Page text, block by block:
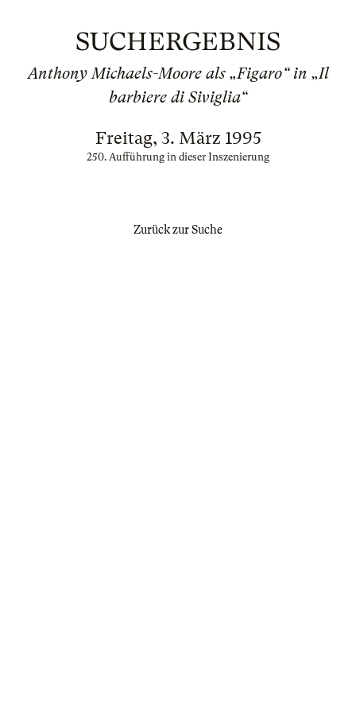
SUCHERGEBNIS
Anthony Michaels-Moore als „Figaro“ in „Il
barbiere di Siviglia“
Freitag, 3. März 1995
250. Aufführung in dieser Inszenierung
Zurück zur Suche